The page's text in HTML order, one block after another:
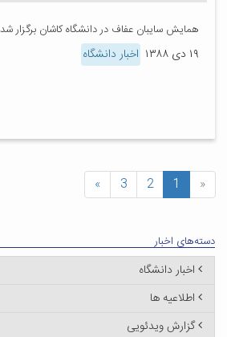
همایش سایبان عفاف در دانشگاه کاشان برگزار شد
۱۹ دی ۱۳۸۸ اخبار دانشگاه
«
1
2
3
»
دسته‌های اخبار
اخبار دانشگاه
اطلاعیه ها
گزارش ویدئویی